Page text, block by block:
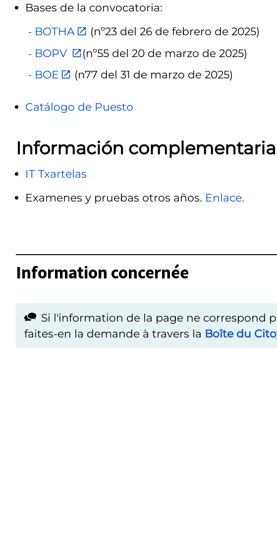
Bases de la convocatoria:
BOTHA
(nº23 del 26 de febrero de 2025)
BOPV
(nº55 del 20 de marzo de 2025)
BOE
(n77 del 31 de marzo de 2025)
Catálogo de Puesto
Información complementaria
IT Txartelas
Examenes y pruebas otros años. Enlace.
Information concernée
Si l'information de la page ne correspond
faites-en la demande à travers la Boîte du